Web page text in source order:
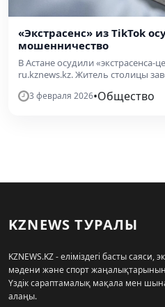
«Экстрасенс» из TikTok
мошенничество
В Астане осудили «экстрасенса-
ru.kznews.kz. Житель столицы
3 февраля 2026•Общество
KZNEWS ТУРАЛЫ
KZNEWS.KZ - еліміздегі басты саяси,
мәдени және спорт жаңалықтарының
Үздік сараптамалық мақала мен
алаңы.